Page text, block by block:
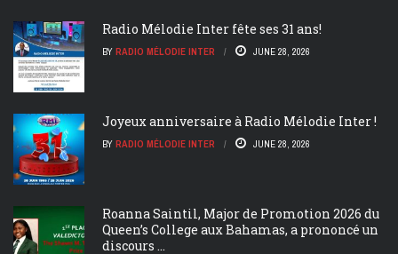
Radio Mélodie Inter fête ses 31 ans!
BY RADIO MÉLODIE INTER JUNE 28, 2026
Joyeux anniversaire à Radio Mélodie Inter !
BY RADIO MÉLODIE INTER JUNE 28, 2026
Roanna Saintil, Major de Promotion 2026 du
Queen’s College aux Bahamas, a prononcé un
discours ...